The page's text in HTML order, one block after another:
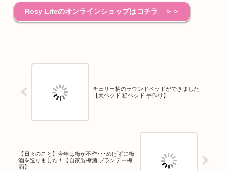
Rosy Lifeのオンラインショップはコチラ ＞＞
チェリー柄のラウンドベッドができました
【犬ベッド 猫ベッド 手作り】
【日々のこと】今年は梅が不作･･･めげずに梅
酒を造りました！【自家製梅酒 ブランデー梅
酒】